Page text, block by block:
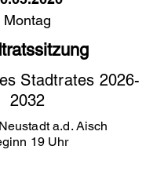
Montag
Stadtrates 2026-
2032
a.d. Aisch
19 Uhr